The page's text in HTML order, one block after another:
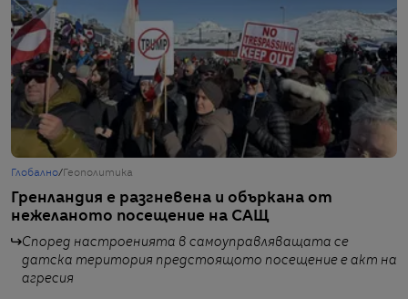
Глобално/ Геополитика
Гренландия е разгневена и объркана от
нежеланото посещение на САЩ
Според настроенията в самоуправляващата се
датска територия предстоящото посещение е акт на
агресия